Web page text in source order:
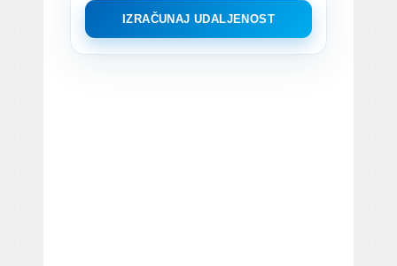
IZRAČUNAJ UDALJENOST